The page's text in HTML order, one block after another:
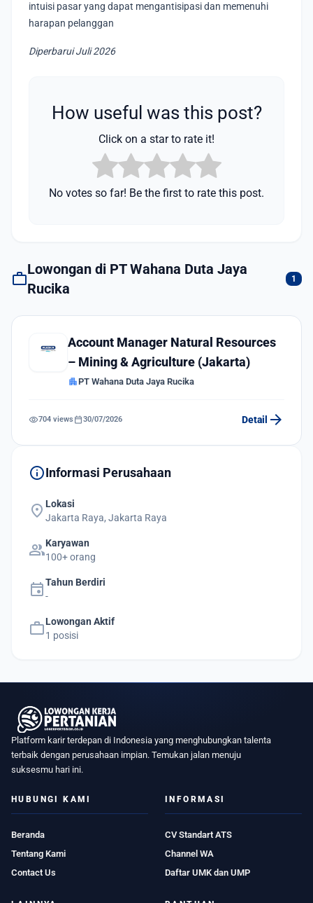
intuisi pasar yang dapat mengantisipasi dan memenuhi
harapan pelanggan
Diperbarui Juli 2026
How useful was this post?
Click on a star to rate it!
No votes so far! Be the first to rate this post.
workLowongan di PT Wahana Duta Jaya
Rucika
1
Account Manager Natural Resources
– Mining & Agriculture (Jakarta)
apartmentPT Wahana Duta Jaya Rucika
visibility704 views calendar_today30/07/2026 Detail arrow_forward
infoInformasi Perusahaan
location_on Lokasi
Jakarta Raya, Jakarta Raya
groupKaryawan
100+ orang
eventTahun Berdiri
-
workLowongan Aktif
1 posisi
Platform karir terdepan di Indonesia yang menghubungkan talenta
terbaik dengan perusahaan impian. Temukan jalan menuju
suksesmu hari ini.
HUBUNGI KAMI
Beranda
Tentang Kami
Contact Us
INFORMASI
CV Standart ATS
Channel WA
Daftar UMK dan UMP